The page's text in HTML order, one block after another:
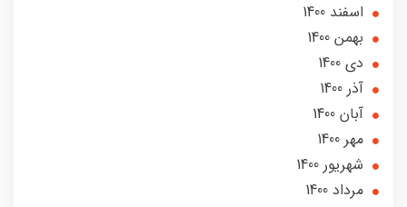
اسفند 1400
بهمن 1400
دی 1400
آذر 1400
آبان 1400
مهر 1400
شهریور 1400
مرداد 1400